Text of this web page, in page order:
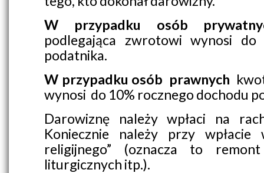
W przypadku osób
podlegająca zwrotowi wynosi
podatnika.
W przypadku osób prawnych
wynosi do 10% rocznego dochodu
Darowiznę należy wpłaci na
Koniecznie należy przy
religijnego” (oznacza to
liturgicznych itp.).